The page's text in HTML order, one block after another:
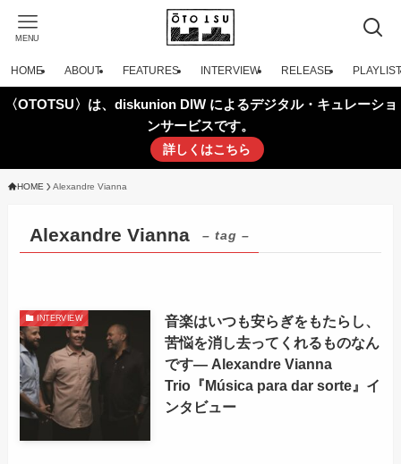
MENU
HOME ABOUT FEATURES INTERVIEW RELEASE PLAYLIST
〈OTOTSU〉は、diskunion DIW によるデジタル・キュレーショ
ンサービスです。
詳しくはこちら
HOME Alexandre Vianna
Alexandre Vianna – tag –
INTERVIEW
音楽はいつも安らぎをもたらし、
苦悩を消し去ってくれるものなん
です— Alexandre Vianna
Trio『Música para dar sorte』イ
ンタビュー